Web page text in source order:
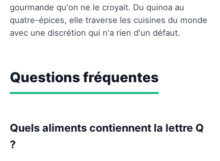
gourmande qu'on ne le croyait. Du quinoa au
quatre-épices, elle traverse les cuisines du monde
avec une discrétion qui n'a rien d'un défaut.
Questions fréquentes
Quels aliments contiennent la lettre Q
?